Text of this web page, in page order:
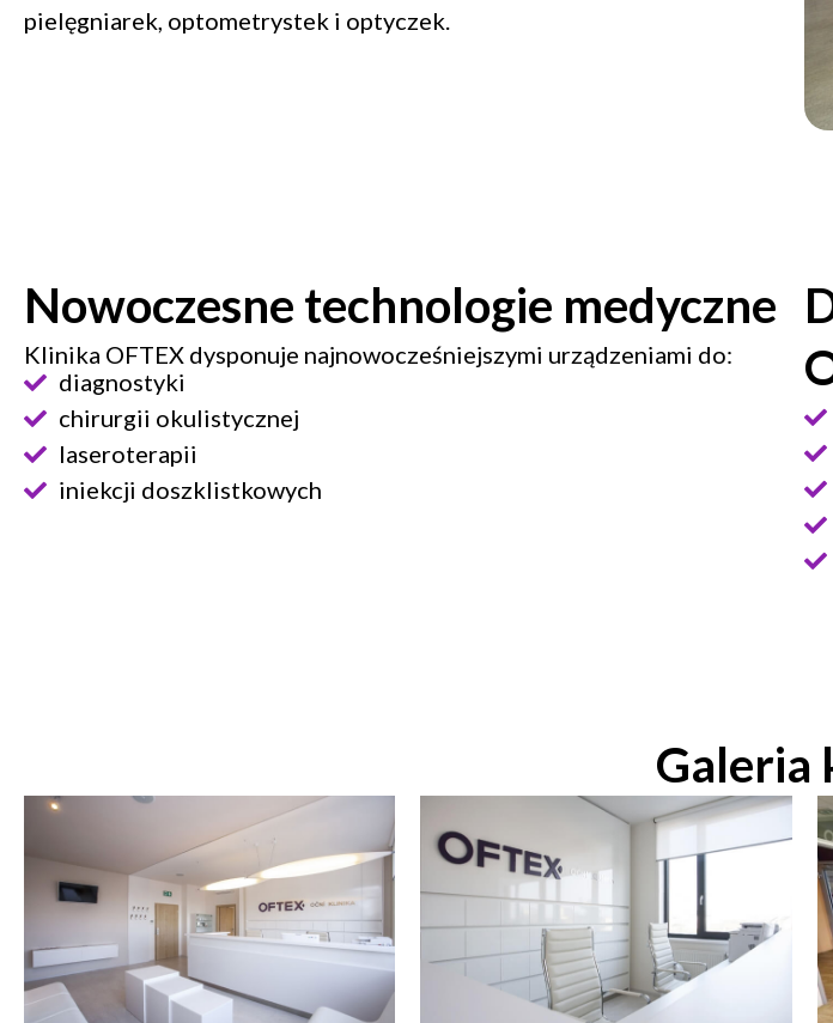
pielęgniarek, optometrystek i optyczek.
Nowoczesne technologie medyczne
Klinika OFTEX dysponuje najnowocześniejszymi urządzeniami do:
diagnostyki
chirurgii okulistycznej
laseroterapii
iniekcji doszklistkowych
Galeria